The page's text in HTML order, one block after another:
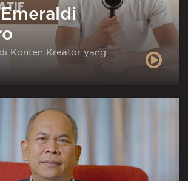
Konten Kreator yang